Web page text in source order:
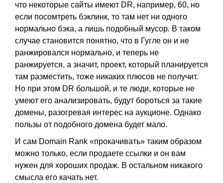
что некоторые сайты имеют DR, например, 60, но
если посомтреть бэклинк, то там нет ни одного
нормально бэка, а лишь подобный мусор. В таком
случае становится понятно, что в Гугле он и не
ранжировался нормально, и теперь не
ранжируется, а значит, проект, который планируется
там разместить, тоже никаких плюсов не получит.
Но при этом DR большой, и те люди, которые не
умеют его анализировать, будут бороться за такие
домены, разогревая интерес на аукционе. Однако
пользы от подобного домена будет мало.
И сам Domain Rank «прокачивать» таким образом
можно только, если продаете ссылки и он вам
нужен для хороших продаж. В остальном никакого
смысла его качать нет.